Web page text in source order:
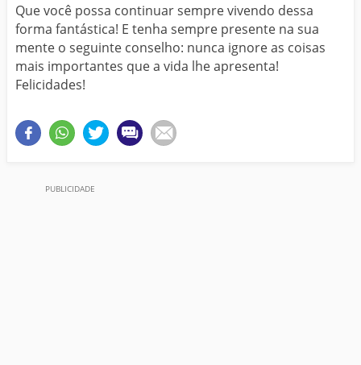
Que você possa continuar sempre vivendo dessa
forma fantástica! E tenha sempre presente na sua
mente o seguinte conselho: nunca ignore as coisas
mais importantes que a vida lhe apresenta!
Felicidades!